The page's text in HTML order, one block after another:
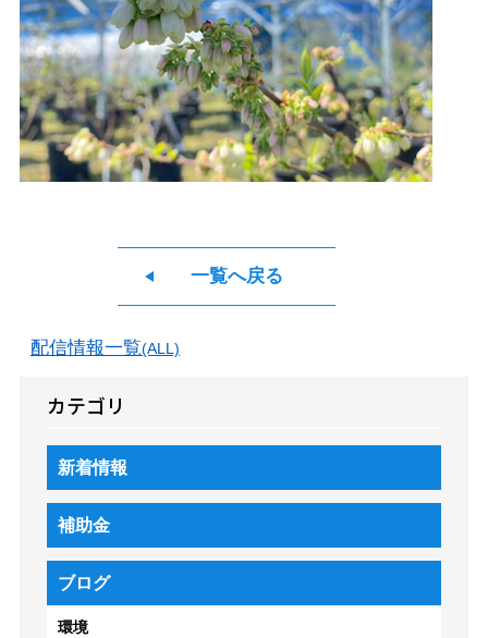
一覧へ戻る
配信情報一覧(ALL)
カテゴリ
新着情報
補助金
環境
ブログ